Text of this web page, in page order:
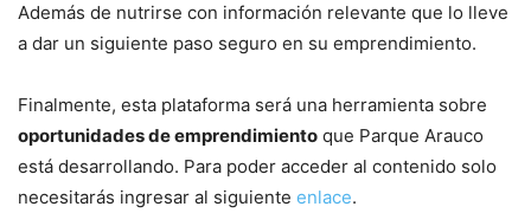
Además de nutrirse con información relevante que lo lleve
a dar un siguiente paso seguro en su emprendimiento.
Finalmente, esta plataforma será una herramienta sobre
oportunidades de emprendimiento que Parque Arauco
está desarrollando. Para poder acceder al contenido solo
necesitarás ingresar al siguiente enlace.